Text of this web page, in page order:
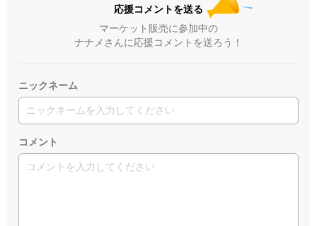
応援コメントを送る
マーケット販売に参加中の
ナナメさんに応援コメントを送ろう！
ニックネーム
コメント